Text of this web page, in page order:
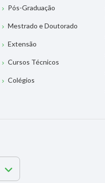
Pós-Graduação
Mestrado e Doutorado
Extensão
Cursos Técnicos
Colégios